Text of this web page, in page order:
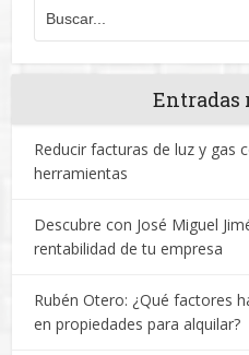
Aprende a calcular el precio
Diseña un hogar luminoso
Copyright © 2014. http://